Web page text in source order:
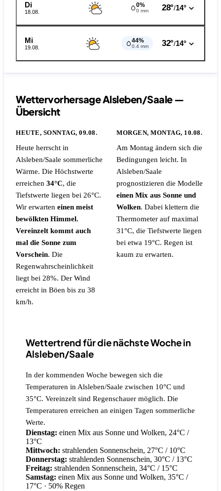
Di
18.08.
0%
0 mm 28°/14°
Mi
19.08.
44%
0.4 mm 32°/14°
Wettervorhersage Alsleben/Saale —
Übersicht
HEUTE, SONNTAG, 09.08.
Heute herrscht in
Alsleben/Saale sommerliche
Wärme. Die Höchstwerte
erreichen 34°C, die
Tiefstwerte liegen bei 26°C.
Wir erwarten einen meist
bewölkten Himmel.
Vereinzelt kommt auch
mal die Sonne zum
Vorschein. Die
Regenwahrscheinlichkeit
liegt bei 28%. Der Wind
erreicht in Böen bis zu 38
km/h.
MORGEN, MONTAG, 10.08.
Am Montag ändern sich die
Bedingungen leicht. In
Alsleben/Saale
prognostizieren die Modelle
einen Mix aus Sonne und
Wolken. Dabei klettern die
Thermometer auf maximal
31°C, die Tiefstwerte liegen
bei etwa 19°C. Regen ist
kaum zu erwarten.
Wettertrend für die nächste Woche in
Alsleben/Saale
In der kommenden Woche bewegen sich die
Temperaturen in Alsleben/Saale zwischen 10°C und
35°C. Vereinzelt sind Regenschauer möglich. Die
Temperaturen erreichen an einigen Tagen sommerliche
Werte.
Dienstag: einen Mix aus Sonne und Wolken, 24°C /
13°C
Mittwoch: strahlenden Sonnenschein, 27°C / 10°C
Donnerstag: strahlenden Sonnenschein, 30°C / 13°C
Freitag: strahlenden Sonnenschein, 34°C / 15°C
Samstag: einen Mix aus Sonne und Wolken, 35°C /
17°C · 50% Regen